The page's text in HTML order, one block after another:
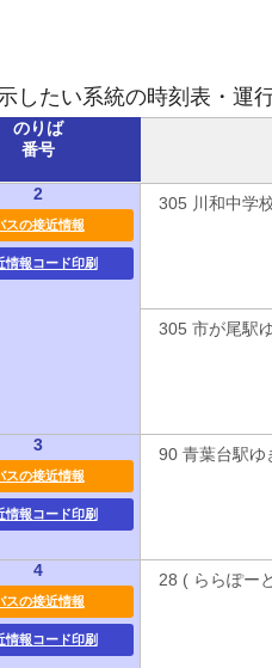
したい系統の時刻表・運
のりば
番号
2
スの接近情報
情報コード印刷
305 川和中学
305 市が尾駅
3
スの接近情報
情報コード印刷
90 青葉台駅ゆ
4
スの接近情報
情報コード印刷
28 ( ららぽー